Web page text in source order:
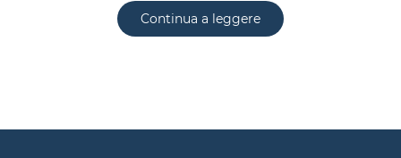
Continua a leggere